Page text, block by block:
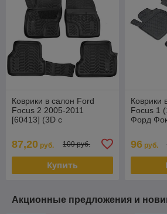
Коврики в салон Ford
Focus 2 2005-2011
[60413] (3D с
87,20 руб. 109 руб.
Купить
Коврики
Focus 1
Форд
96руб.
Акционные предложения и